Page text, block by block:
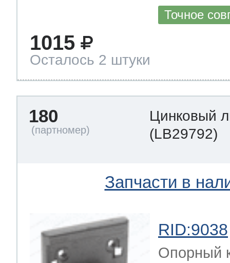
Точное
1015
Осталось 2 штуки
180
Цинковый
(LB29792)
Запчасти в
RID:9038
Опорный